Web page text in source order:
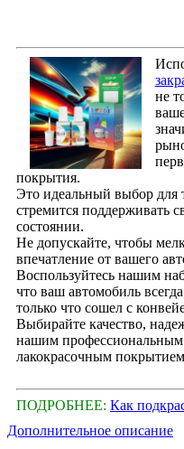
не
покрытия.
Это идеальный выбор для
стремится поддерживать
состоянии.
Не допускайте, чтобы
впечатление от вашего
Воспользуйтесь нашим
что ваш автомобиль
только что сошел с
Выбирайте качество,
нашим профессиональным
лакокрасочным
ПОДРОБНЕЕ: Как
Дополнительное описание